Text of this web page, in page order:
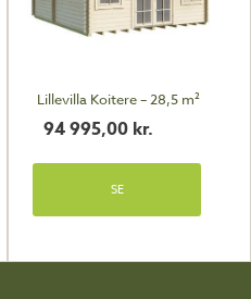
Lillevilla Koitere – 28,5 m²
94 995,00 kr.
SE